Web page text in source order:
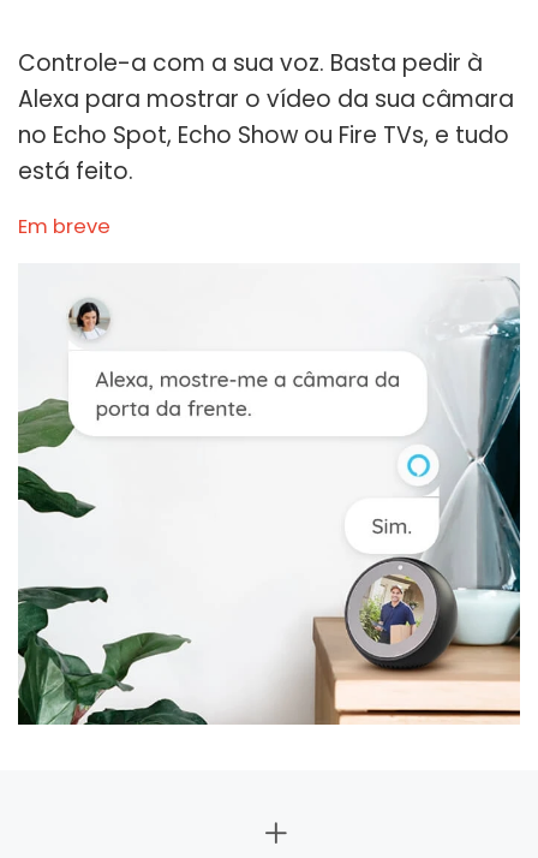
Controle-a com a sua voz. Basta pedir à
Alexa para mostrar o vídeo da sua câmara
no Echo Spot, Echo Show ou Fire TVs, e tudo
está feito.
Em breve